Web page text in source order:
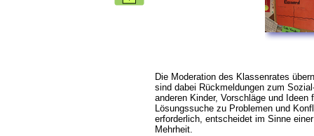
Die Moderation des Klassenrates
sind dabei Rückmeldungen zum
anderen Kinder, Vorschläge und Ideen
Lösungssuche zu Problemen und
erforderlich, entscheidet im Sinne
Mehrheit.